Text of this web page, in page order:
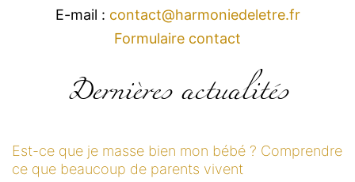
E-mail : contact@harmoniedeletre.fr
Formulaire contact
Dernières actualités
Est-ce que je masse bien mon bébé ? Comprendre
ce que beaucoup de parents vivent